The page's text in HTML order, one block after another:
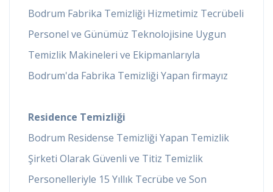
Bodrum Fabrika Temizliği Hizmetimiz Tecrübeli
Personel ve Günümüz Teknolojisine Uygun
Temizlik Makineleri ve Ekipmanlarıyla
Bodrum'da Fabrika Temizliği Yapan firmayız
Residence Temizliği
Bodrum Residense Temizliği Yapan Temizlik
Şirketi Olarak Güvenli ve Titiz Temizlik
Personelleriyle 15 Yıllık Tecrübe ve Son